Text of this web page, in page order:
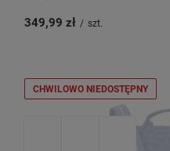
349,99 zł / szt.
CHWILOWO NIEDOSTĘPNY